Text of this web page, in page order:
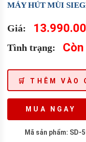
MÁY HÚT MÙI
Giá:
Tình trạng:
🛒 THÊM VÀO
MUA NGAY
Mã sản phẩm: SD-